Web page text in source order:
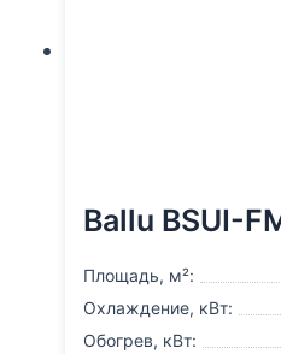
Ballu BSUI-
Площадь, м²:
Охлаждение, кВт:
Обогрев, кВт: